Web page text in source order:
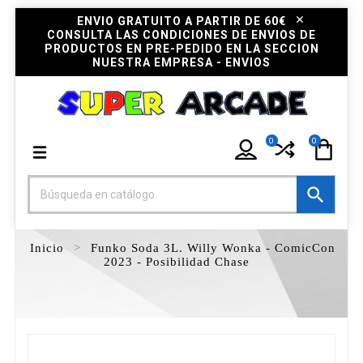
ENVIO GRATUITO A PARTIR DE 60€
CONSULTA LAS CONDICIONES DE ENVIOS DE
PRODUCTOS EN PRE-PEDIDO EN LA SECCION
NUESTRA EMPRESA - ENVIOS
0
0

Inicio
Funko Soda 3L. Willy Wonka - ComicCon
2023 - Posibilidad Chase